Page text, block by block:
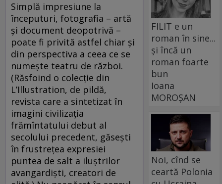
Simplă impresiune la
începuturi, fotografia – artă
şi document deopotrivă –
poate fi privită astfel chiar şi
din perspectiva a ceea ce se
numeşte teatru de război.
(Răsfoind o colecţie din
L’Illustration, de pildă,
revista care a sintetizat în
imagini civilizaţia
frămîntatului debut al
secolului precedent, găseşti
în frustreţea expresiei
puntea de salt a iluştrilor
avangardişti, creatori de
FILIT e un
roman în sine...
și încă un
roman foarte
bun
Ioana
MOROȘAN
Noi, cînd se
ceartă Polonia